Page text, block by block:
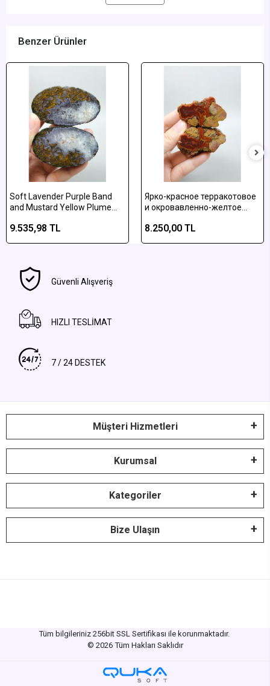
Benzer Ürünler
Soft Lavender Purple Band
and Mustard Yellow Plume
9.535,98 TL
Ярко-красное терракотовое
и окровавленно-желтое
агатное полированное
8.250,00 TL
Güvenli Alışveriş
HIZLI TESLİMAT
7 / 24 DESTEK
Müşteri Hizmetleri
Kurumsal
Kategoriler
Bize Ulaşın
Tüm bilgileriniz 256bit SSL Sertifikası ile korunmaktadır.
© 2026 Tüm Hakları Saklıdır